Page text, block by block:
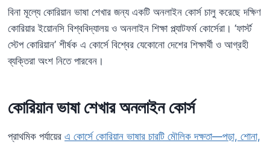
বিনা মূল্যে কোরিয়ান ভাষা শেখার জন্য একটি অনলাইন কোর্স চালু করেছে দক্ষিণ
কোরিয়ার ইয়োনসি বিশ্ববিদ্যালয় ও অনলাইন শিক্ষা প্ল্যাটফর্ম কোর্সেরা। ‘ফার্স্ট
স্টেপ কোরিয়ান’ শীর্ষক এ কোর্সে বিশ্বের যেকোনো দেশের শিক্ষার্থী ও আগ্রহী
ব্যক্তিরা অংশ নিতে পারবেন।
কোরিয়ান ভাষা শেখার অনলাইন কোর্স
প্রাথমিক পর্যায়ের এ কোর্সে কোরিয়ান ভাষার চারটি মৌলিক দক্ষতা—পড়া, শোনা,